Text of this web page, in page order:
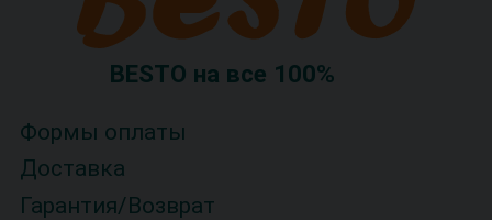
BESTO на все 100%
Формы оплаты
Доставка
Гарантия/Возврат